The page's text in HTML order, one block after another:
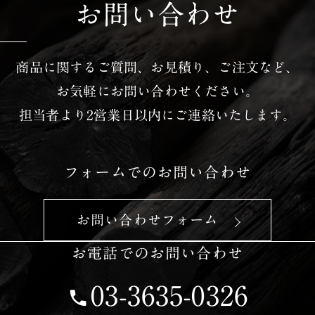
お問い合わせ
商品に関するご質問、お見積り、ご注文など、
お気軽にお問い合わせください。
担当者より2営業日以内にご連絡いたします。
フォームでのお問い合わせ
お問い合わせフォーム
お電話でのお問い合わせ
03-3635-0326